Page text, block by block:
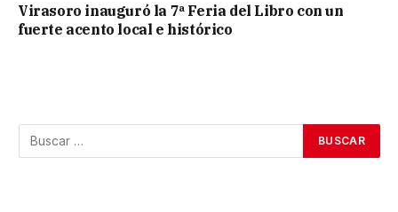
Virasoro inauguró la 7ª Feria del Libro con un
fuerte acento local e histórico